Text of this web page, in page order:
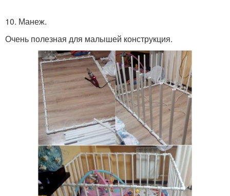
10. Манеж.
Очень полезная для малышей конструкция.